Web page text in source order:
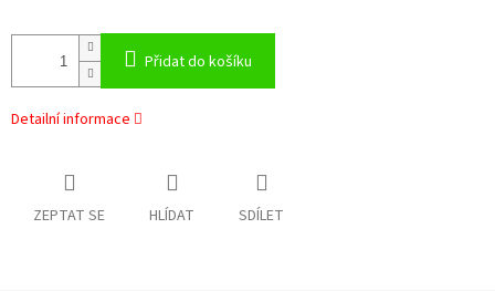
Přidat do košíku
Detailní informace
ZEPTAT SE HLÍDAT SDÍLET